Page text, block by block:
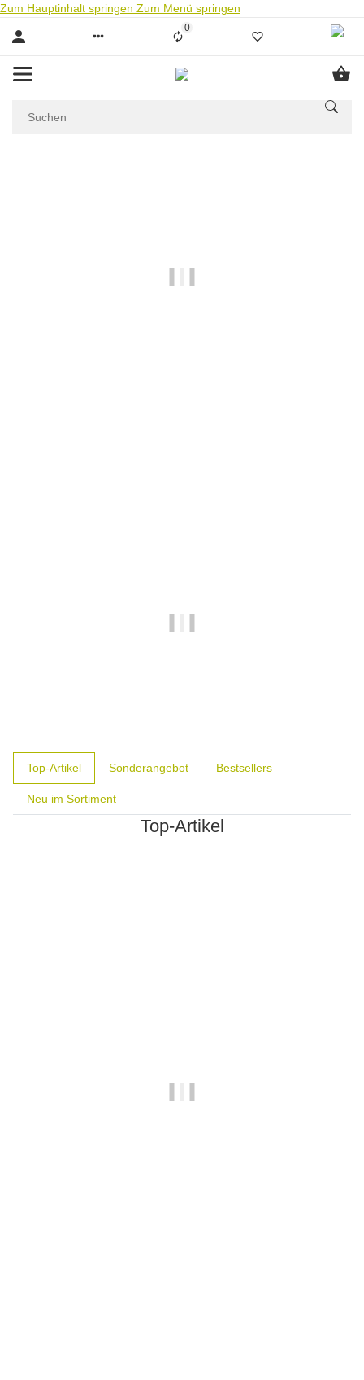
Zum Hauptinhalt springen Zum Menü springen
0Liste ist leer
Top-Artikel Sonderangebot Bestsellers
Neu im Sortiment
Top-Artikel